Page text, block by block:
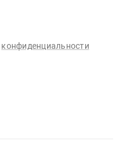
конфиденциальности